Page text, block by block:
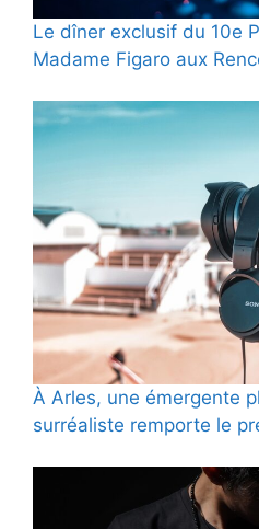
Le dîner exclusif du 10e
Madame Figaro aux
À Arles, une émergente
surréaliste remporte le